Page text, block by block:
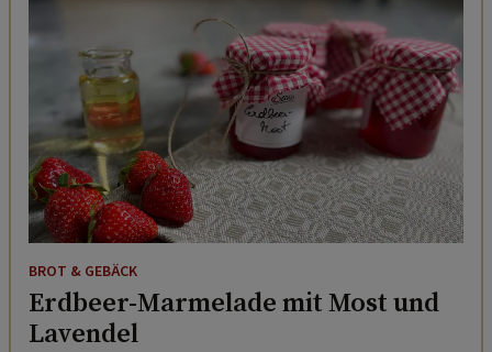
BROT & GEBÄCK
Erdbeer-Marmelade mit Most und
Lavendel